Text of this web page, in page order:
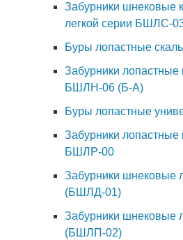
Забурники шнековые
легкой серии БШЛС-
Буры лопастные
Забурники
БШЛН-06 (Б-А)
Буры лопастные
Забурники
БШЛР-00
Забурники шнековые
(БШЛД-01)
Забурники шнековые
(БШЛП-02)